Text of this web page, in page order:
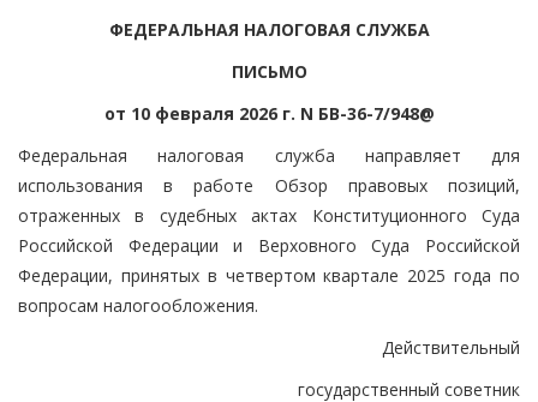
ФЕДЕРАЛЬНАЯ НАЛОГОВАЯ СЛУЖБА
ПИСЬМО
от 10 февраля 2026 г. N БВ-36-7/948@
Федеральная налоговая служба направляет для
использования в работе Обзор правовых позиций,
отраженных в судебных актах Конституционного Суда
Российской Федерации и Верховного Суда Российской
Федерации, принятых в четвертом квартале 2025 года по
вопросам налогообложения.
Действительный
государственный советник